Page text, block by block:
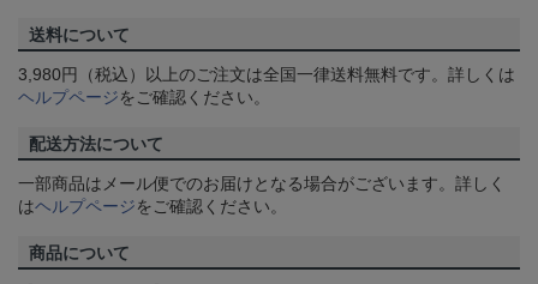
送料について
3,980円（税込）以上のご注文は全国一律送料無料です。詳しくは
ヘルプページをご確認ください。
配送方法について
一部商品はメール便でのお届けとなる場合がございます。詳しく
はヘルプページをご確認ください。
商品について